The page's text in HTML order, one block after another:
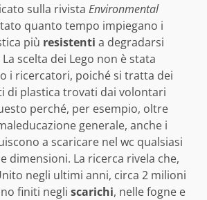
sulla rivista Environmental
quanto tempo impiegano i
più resistenti a degradarsi
scelta dei Lego non è stata
i ricercatori, poiché si tratta dei
di plastica trovati dai volontari
perché, per esempio, oltre
generale, anche i
a scaricare nel wc qualsiasi
dimensioni. La ricerca rivela che,
negli ultimi anni, circa 2 milioni
finiti negli scarichi, nelle fogne e